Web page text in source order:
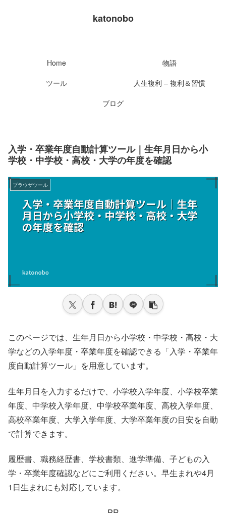
katonobo
Home
物語
ツール
人生複利 – 複利＆習慣
ブログ
入学・卒業年度自動計算ツール｜生年月日から小
学校・中学校・高校・大学の年度を確認
ブラウザツール
このページでは、生年月日から小学校・中学校・高校・大
学などの入学年度・卒業年度を確認できる「入学・卒業年
度自動計算ツール」を用意しています。
生年月日を入力するだけで、小学校入学年度、小学校卒業
年度、中学校入学年度、中学校卒業年度、高校入学年度、
高校卒業年度、大学入学年度、大学卒業年度の目安を自動
で計算できます。
履歴書、職務経歴書、学校書類、進学準備、子どもの入
学・卒業年度確認などにご利用ください。早生まれや4月
1日生まれにも対応しています。